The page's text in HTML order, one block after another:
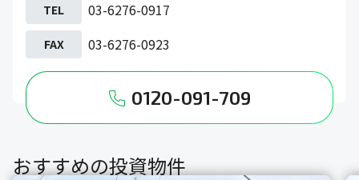
TEL 03-6276-0917
FAX 03-6276-0923
0120-091-709
おすすめの投資物件